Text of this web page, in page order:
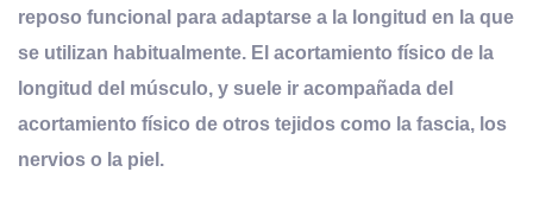
reposo funcional para adaptarse a la longitud en la que
se utilizan habitualmente. El acortamiento físico de la
longitud del músculo, y suele ir acompañada del
acortamiento físico de otros tejidos como la fascia, los
nervios o la piel.